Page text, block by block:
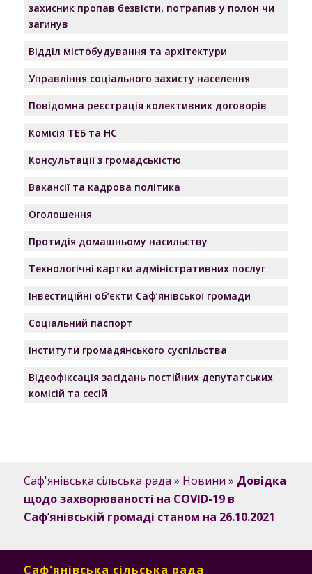
захисник пропав безвісти, потрапив у полон чи
загинув
Відділ містобудування та архітектури
Управління соціального захисту населення
Повідомна реєстрація колективних договорів
Комісія ТЕБ та НС
Консультації з громадськістю
Вакансії та кадрова політика
Оголошення
Протидія домашньому насильству
Технологічні картки адміністративних послуг
Інвестиційні об’єкти Саф’янівської громади
Соціальний паспорт
Інститути громадянського суспільства
Відеофіксація засідань постійних депутатських
комісій та сесій
Саф'янівська сільська рада » Новини » Довідка
щодо захворюваності на COVID-19 в
Саф’янівській громаді станом на 26.10.2021
Саф'янівська сільська рада